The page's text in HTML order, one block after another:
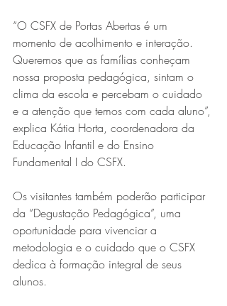
“O CSFX de Portas Abertas é um
momento de acolhimento e interação.
Queremos que as famílias conheçam
nossa proposta pedagógica, sintam o
clima da escola e percebam o cuidado
e a atenção que temos com cada aluno”,
explica Kátia Horta, coordenadora da
Educação Infantil e do Ensino
Fundamental I do CSFX.
Os visitantes também poderão participar
da “Degustação Pedagógica”, uma
oportunidade para vivenciar a
metodologia e o cuidado que o CSFX
dedica à formação integral de seus
alunos.